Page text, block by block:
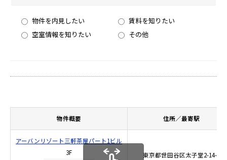
物件を内見したい
賃料を知りたい
空室情報を知りたい
その他
物件概要 住所／最寄駅
アーバンリゾート三軒茶屋パート1ビル
3F
東京都世田谷区太子堂2-14-3